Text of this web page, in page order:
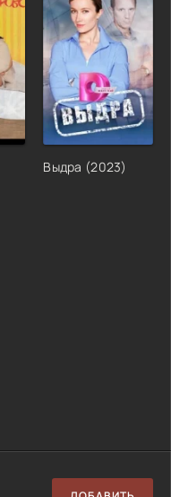
Выдра (2023)